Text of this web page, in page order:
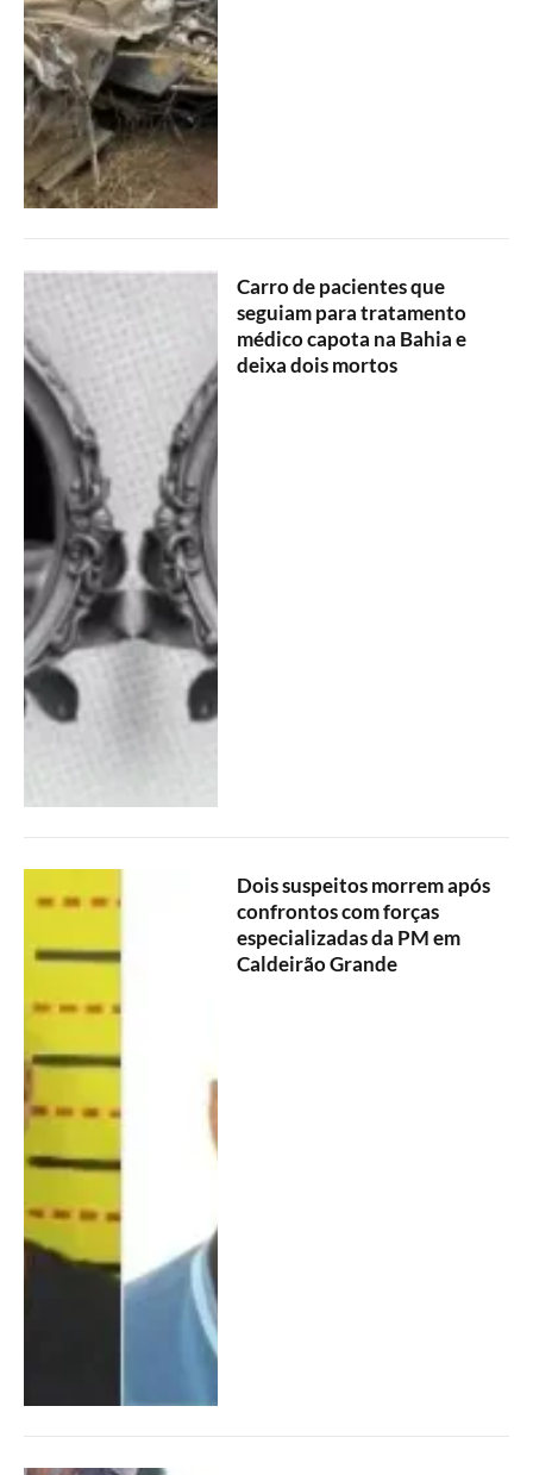
Carro de pacientes que
seguiam para tratamento
médico capota na Bahia e
deixa dois mortos
Dois suspeitos morrem após
confrontos com forças
especializadas da PM em
Caldeirão Grande